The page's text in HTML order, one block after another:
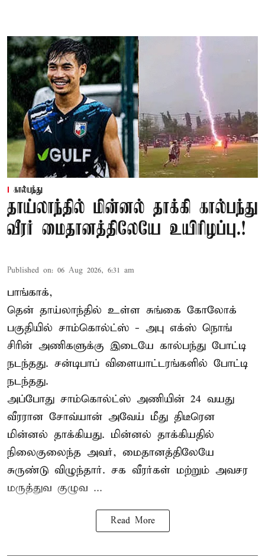
கால்பந்து
தாய்லாந்தில் மின்னல் தாக்கி கால்பந்து
வீரர் மைதானத்திலேயே உயிரிழப்பு.!
Published on: 06 Aug 2026, 6:31 am
பாங்காக்,
தென் தாய்லாந்தில் உள்ள சுங்கை கோலோக்
பகுதியில் சாம்கொல்ட்ஸ் - அபு எக்ஸ் நொங்
சிரின் அணிகளுக்கு இடையே கால்பந்து போட்டி
நடந்தது. சன்டிபாப் விளையாட்டரங்களில் போட்டி
நடந்தது.
அப்போது சாம்கொல்ட்ஸ் அணியின் 24 வயது
வீரரான சோவ்யான் அவேய் மீது திடீரென
மின்னல் தாக்கியது. மின்னல் தாக்கியதில்
நிலைகுலைந்த அவர், மைதானத்திலேயே
சுருண்டு விழுந்தார். சக வீரர்கள் மற்றும் அவசர
மருத்துவ குழுவ ...
Read More